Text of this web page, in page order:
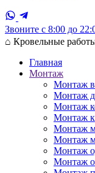
Звоните с 8:00 до
⌂ Кровельные
Главная
Монтаж
Монтаж
Монтаж
Монтаж
Монтаж
Монтаж
Монтаж
Монтаж
Монтаж